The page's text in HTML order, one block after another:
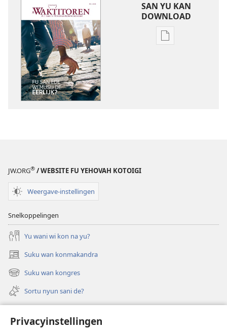
Privacyinstellingen
SAN YU KAN
DOWNLOAD
Download
de
JW.ORG® / WEBSITE FU YEHOVAH KOTOIGI
Weergave-instellingen
Snelkoppelingen
Yu wani wi kon na yu?
Suku wan konmakandra
(opent
nieuw
venster)
Suku wan kongres
(opent
nieuw
venster)
Sortu nyun sani de?
Video’s met audiodescriptie